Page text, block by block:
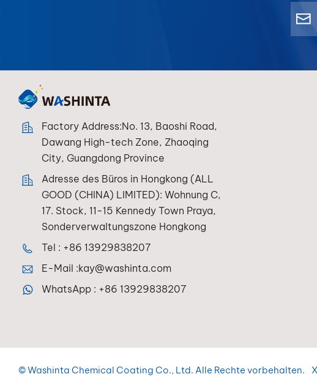
Factory Address:No. 13, Baoshi Road,
Dawang High-tech Zone, Zhaoqing
City, Guangdong Province
Adresse des Büros in Hongkong (ALL
GOOD (CHINA) LIMITED): Wohnung C,
17. Stock, 11-15 Kennedy Town Praya,
Sonderverwaltungszone Hongkong
Tel : +86 13929838207
E-Mail :kay@washinta.com
WhatsApp : +86 13929838207
© Washinta Chemical Coating Co., Ltd. Alle Rechte vorbehalten.